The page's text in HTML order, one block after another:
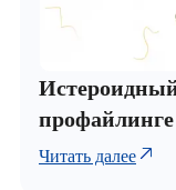
профайлинге
Читать далее